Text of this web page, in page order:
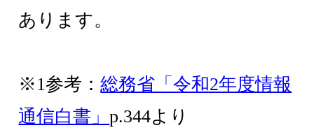
あります。
※1参考：総務省「令和2年度情報
通信白書」p.344より